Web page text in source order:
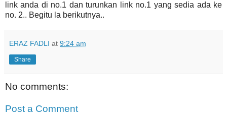
link anda di no.1 dan turunkan link no.1 yang sedia ada ke
no. 2.. Begitu la berikutnya..
ERAZ FADLI at 9:24 am
Share
No comments:
Post a Comment